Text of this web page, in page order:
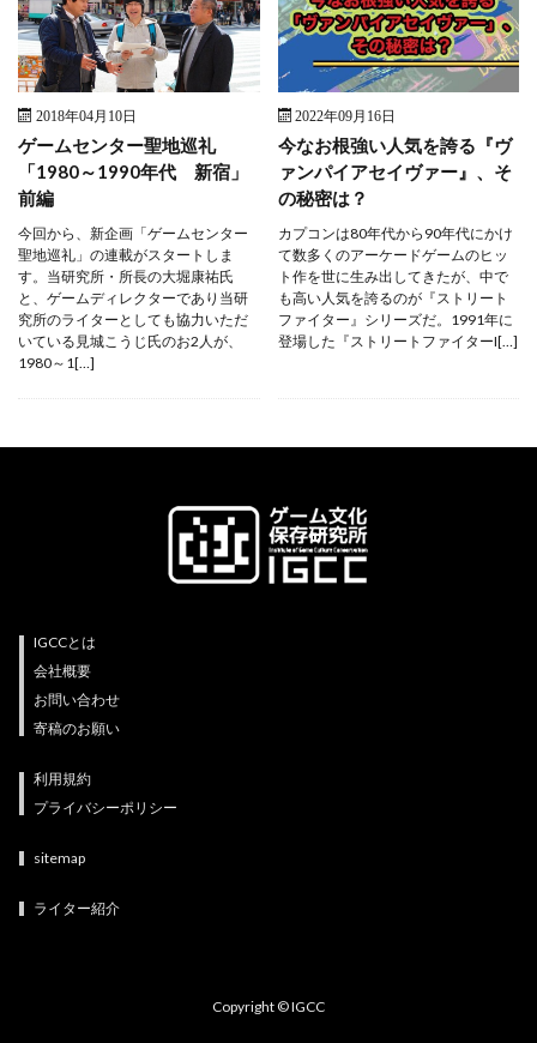
2018年04月10日
ゲームセンター聖地巡礼
「1980～1990年代 新宿」
前編
今回から、新企画「ゲームセンター
聖地巡礼」の連載がスタートしま
す。当研究所・所長の大堀康祐氏
と、ゲームディレクターであり当研
究所のライターとしても協力いただ
いている見城こうじ氏のお2人が、
1980～1[…]
2022年09月16日
今なお根強い人気を誇る『ヴ
ァンパイアセイヴァー』、そ
の秘密は？
カプコンは80年代から90年代にかけ
て数多くのアーケードゲームのヒッ
ト作を世に生み出してきたが、中で
も高い人気を誇るのが『ストリート
ファイター』シリーズだ。1991年に
登場した『ストリートファイターI[…]
IGCCとは
会社概要
お問い合わせ
寄稿のお願い
利用規約
プライバシーポリシー
sitemap
ライター紹介
Copyright © IGCC